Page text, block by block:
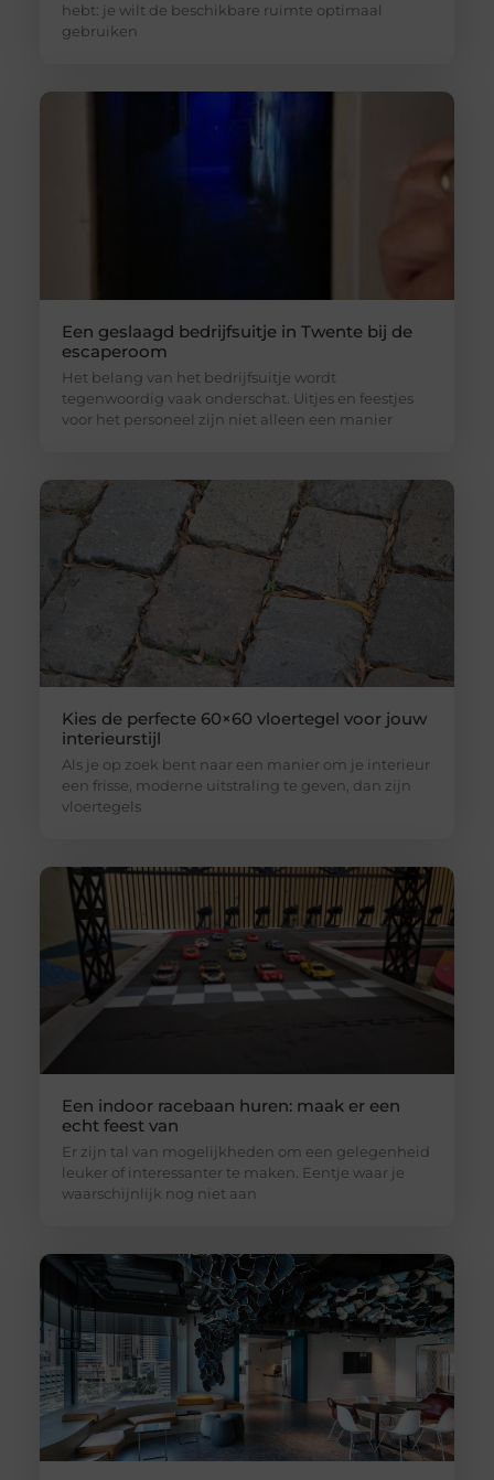
hebt: je wilt de beschikbare ruimte optimaal
gebruiken
Een geslaagd bedrijfsuitje in Twente bij de
escaperoom
Het belang van het bedrijfsuitje wordt
tegenwoordig vaak onderschat. Uitjes en feestjes
voor het personeel zijn niet alleen een manier
Kies de perfecte 60×60 vloertegel voor jouw
interieurstijl
Als je op zoek bent naar een manier om je interieur
een frisse, moderne uitstraling te geven, dan zijn
vloertegels
Een indoor racebaan huren: maak er een
echt feest van
Er zijn tal van mogelijkheden om een gelegenheid
leuker of interessanter te maken. Eentje waar je
waarschijnlijk nog niet aan